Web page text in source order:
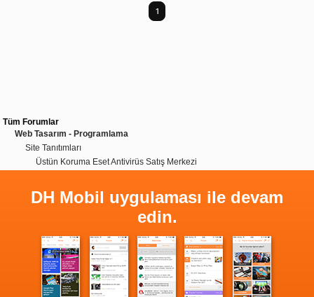
1
Tüm Forumlar
Web Tasarım - Programlama
Site Tanıtımları
Üstün Koruma Eset Antivirüs Satış Merkezi
DH Mobil uygulaması ile devam
edin.